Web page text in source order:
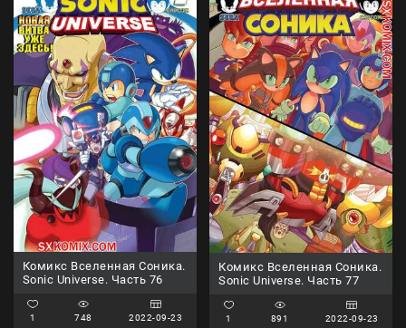
Комикс Вселенная Соника.
Sonic Universe. Часть 76
1 748 2022-09-23
Комикс Вселенная Соника.
Sonic Universe. Часть 77
1 891 2022-09-23